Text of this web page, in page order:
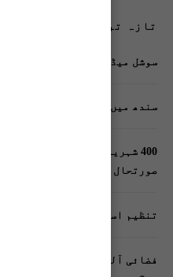
تازہ ترین پوسٹس
سوشل میڈیا پر وکڑی پوسٹ
سندھ میں گاڑیوں کی انشورنس
400 شہریوں کیلئے ایک
صورتحال کیا ہے؟
تنظیم اسلامی کے زیرِ اہتمام
فضائی آلودگی انسانی دماغ